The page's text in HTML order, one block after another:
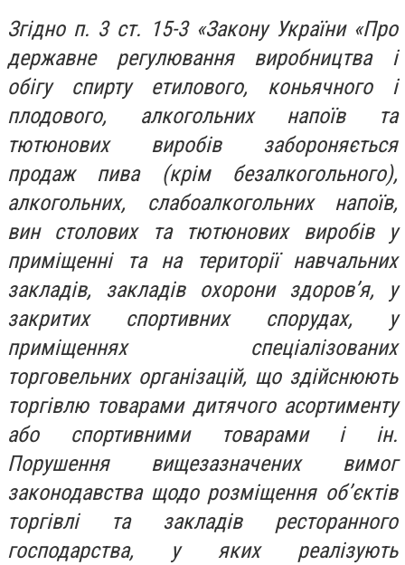
Згідно п. 3 ст. 15-3 «Закону України «Про
державне регулювання виробництва і
обігу спирту етилового, коньячного і
плодового, алкогольних напоїв та
тютюнових виробів забороняється
продаж пива (крім безалкогольного),
алкогольних, слабоалкогольних напоїв,
вин столових та тютюнових виробів у
приміщенні та на території навчальних
закладів, закладів охорони здоров’я, у
закритих спортивних спорудах, у
приміщеннях спеціалізованих
торговельних організацій, що здійснюють
торгівлю товарами дитячого асортименту
або спортивними товарами і ін.
Порушення вищезазначених вимог
законодавства щодо розміщення об’єктів
торгівлі та закладів ресторанного
господарства, у яких реалізують